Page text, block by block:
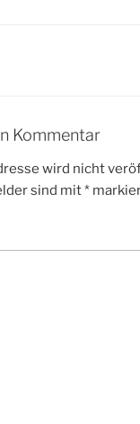
Kommentar
wird nicht
sind mit*